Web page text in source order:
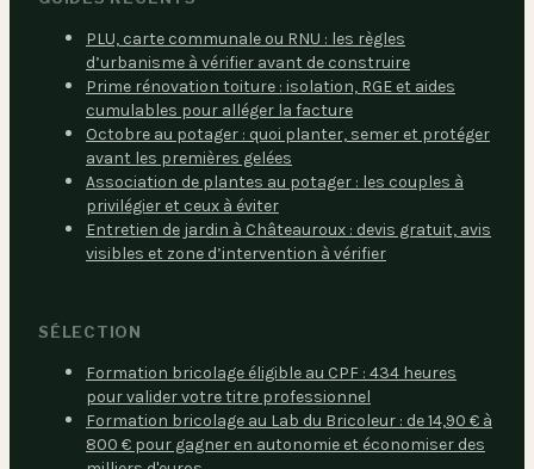
PLU, carte communale ou RNU : les règles
d’urbanisme à vérifier avant de construire
Prime rénovation toiture : isolation, RGE et aides
cumulables pour alléger la facture
Octobre au potager : quoi planter, semer et protéger
avant les premières gelées
Association de plantes au potager : les couples à
privilégier et ceux à éviter
Entretien de jardin à Châteauroux : devis gratuit, avis
visibles et zone d’intervention à vérifier
SÉLECTION
Formation bricolage éligible au CPF : 434 heures
pour valider votre titre professionnel
Formation bricolage au Lab du Bricoleur : de 14,90 € à
800 € pour gagner en autonomie et économiser des